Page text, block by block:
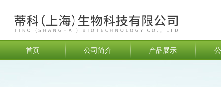
首页 公司简介 产品展示